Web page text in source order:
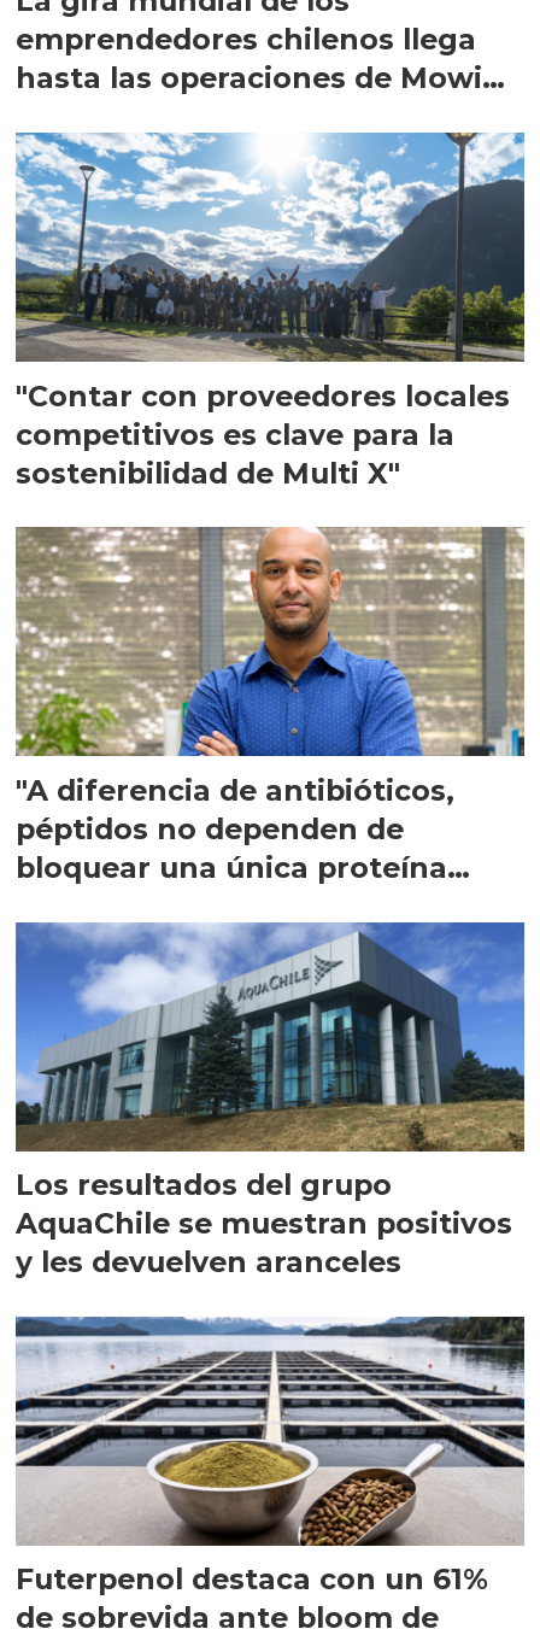
emprendedores chilenos llega
hasta las operaciones de Mowi
"Contar con proveedores locales
competitivos es clave para la
sostenibilidad de Multi X"
"A diferencia de antibióticos,
péptidos no dependen de
bloquear una única proteína
Los resultados del grupo
AquaChile se muestran positivos
y les devuelven aranceles
Futerpenol destaca con un 61%
de sobrevida ante bloom de